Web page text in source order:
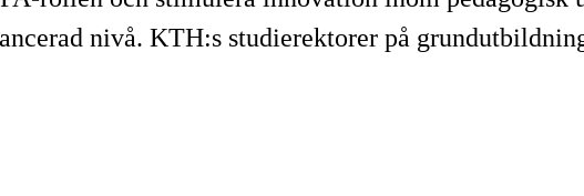
nivå. KTH:s studierektorer på